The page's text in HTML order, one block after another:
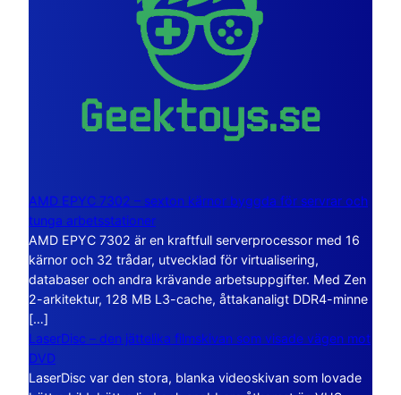
AMD EPYC 7302 – sexton kärnor byggda för servrar och
tunga arbetsstationer
AMD EPYC 7302 är en kraftfull serverprocessor med 16
kärnor och 32 trådar, utvecklad för virtualisering,
databaser och andra krävande arbetsuppgifter. Med Zen
2-arkitektur, 128 MB L3-cache, åttakanaligt DDR4-minne
[…]
LaserDisc – den jättelika filmskivan som visade vägen mot
DVD
LaserDisc var den stora, blanka videoskivan som lovade